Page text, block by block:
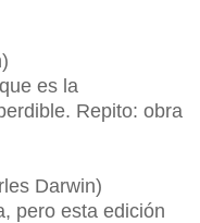
es la
Repito: obra
Darwin)
pero esta edición